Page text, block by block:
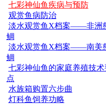
七彩神仙鱼疾病与预防
观赏鱼病防治
淡水观赏鱼X档案——非洲
鲷
淡水观赏鱼X档案——南美
鲷
七彩神仙鱼的家庭养殖技术
点
水族箱购置六步曲
灯科鱼饲养功略